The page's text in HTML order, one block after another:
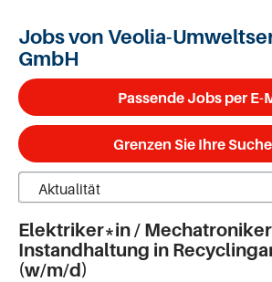
Jobs von Veolia-
GmbH
Passende Jobs per E-
Grenzen Sie Ihre
Elektriker*in /
Instandhaltung in
(w/m/d)